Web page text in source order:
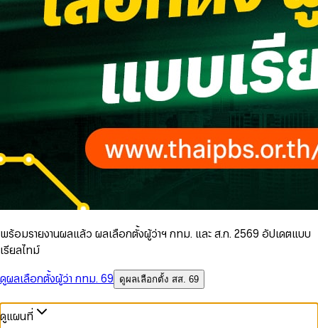
พร้อมรายงานผลแล้ว ผลเลือกตั้งผู้ว่าฯ กทม. และ ส.ก. 2569 อัปเดตแบบ
เรียลไทม์
ดูผลเลือกตั้งผู้ว่า กทม. 69
ดูผลเลือกตั้ง สส. 69
ดูแผนที่